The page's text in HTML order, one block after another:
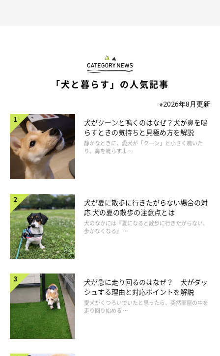
「犬と暮らす」の人気記事
※2026年8月更新
犬がクーンと鳴くのはなぜ？犬が鼻を鳴
らすときの気持ちと見極め方を解説
静かなときに、愛犬が「クーン」と小さく鳴いた
り、鼻を鳴らすよ …
犬が夏に散歩に行きたがらない場合の対
応 犬の夏の散歩の注意点とは
犬のなかには『夏になると散歩に行きたがらない、
歩かなくなる』 …
犬が急に走り回るのはなぜ？ 犬がダッ
シュする理由と対応ポイントを解説
愛犬がくつろいでいたと思ったら、突然部屋の中を
走り回り始める …